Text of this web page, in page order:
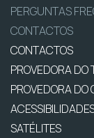
PERGUNTAS
CONTACTOS
CONTACTOS
PROVEDORA DO
PROVEDORA DO
SATÉLITES